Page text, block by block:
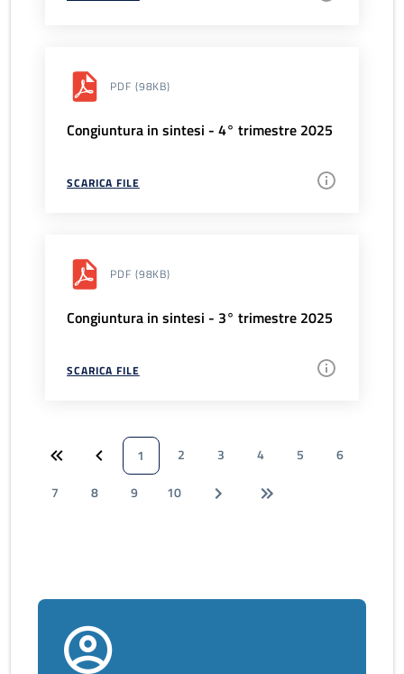
PDF (98KB)
Congiuntura in sintesi - 4° trimestre 2025
SCARICA FILE
PDF (98KB)
Congiuntura in sintesi - 3° trimestre 2025
SCARICA FILE
1 2 3 4 5
6
7
8 9 10